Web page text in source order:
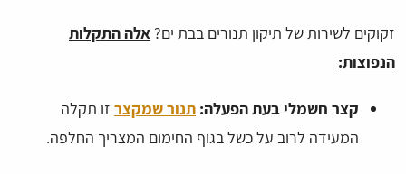
זקוקים לשירות של תיקון תנורים בבת ים? אלה התקלות
הנפוצות:
קצר חשמלי בעת הפעלה: תנור שמקצר זו תקלה
המעידה לרוב על כשל בגוף החימום המצריך החלפה.